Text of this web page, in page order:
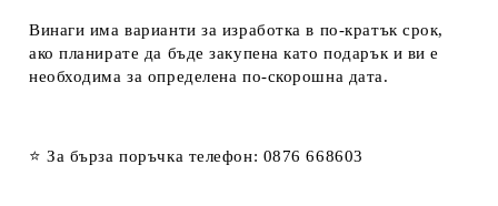
Винаги има варианти за изработка в по-кратък срок,
ако планирате да бъде закупена като подарък и ви е
необходима за определена по-скорошна дата.
⭐ За бърза поръчка телефон: 0876 668603